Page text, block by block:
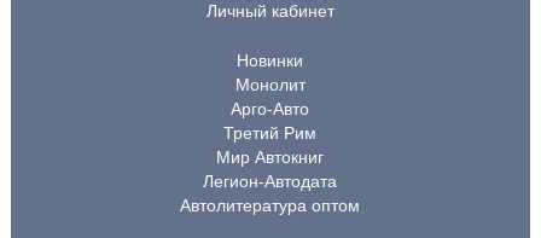
Личный кабинет
Новинки
Монолит
Арго-Авто
Третий Рим
Мир Автокниг
Легион-Автодата
Автолитература оптом